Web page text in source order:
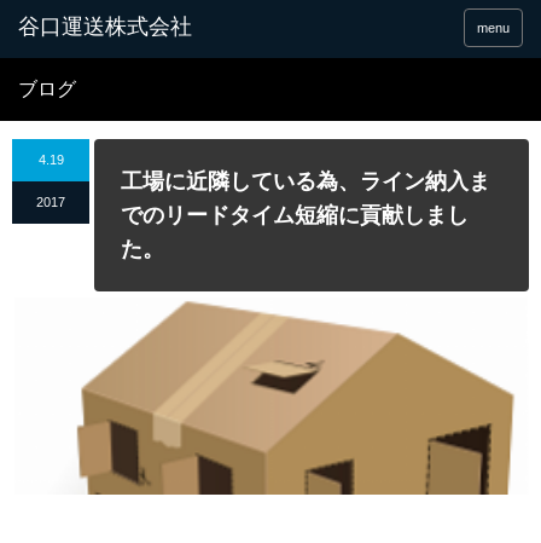
谷口運送株式会社 menu
ブログ
4.19
2017
工場に近隣している為、ライン納入ま
でのリードタイム短縮に貢献しまし
た。